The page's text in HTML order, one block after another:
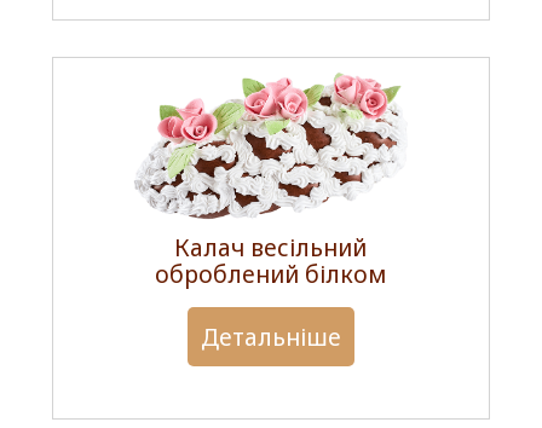
Калач весільний
оброблений білком
Детальніше